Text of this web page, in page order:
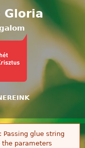
Gloria
Passing glue string
parameters